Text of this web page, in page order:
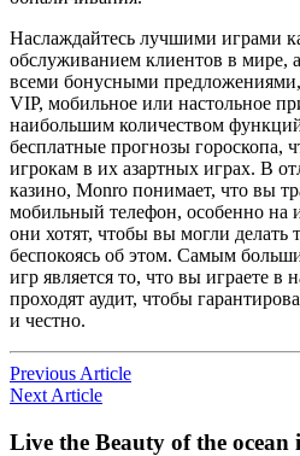
Наслаждайтесь лучшими играми
обслуживанием клиентов в мире,
всеми бонусными
VIP, мобильное или настольное
наибольшим количеством
бесплатные прогнозы гороскопа,
игрокам в их азартных играх. В
казино, Monro понимает, что вы
мобильный телефон, особенно на
они хотят, чтобы вы могли делать
беспокоясь об этом. Самым
игр является то, что вы играете в
проходят аудит, чтобы
и честно.
Previous Article
Next Article
Live the Beauty of the ocean